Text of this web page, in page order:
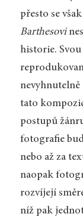
přesto se
Barthesovi
historie.
tato
postupů
fotografie
nebo až za
naopak
rozvíjejí
níž pak